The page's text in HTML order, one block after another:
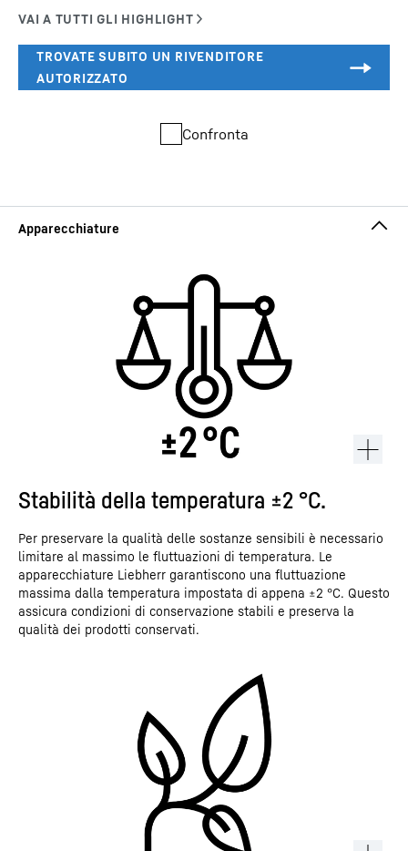
Confronta
Stabilità della temperatura ±2 °C.
Per preservare la qualità delle sostanze sensibili è necessario
limitare al massimo le fluttuazioni di temperatura. Le
apparecchiature Liebherr garantiscono una fluttuazione
massima dalla temperatura impostata di appena ±2 °C. Questo
assicura condizioni di conservazione stabili e preserva la
qualità dei prodotti conservati.